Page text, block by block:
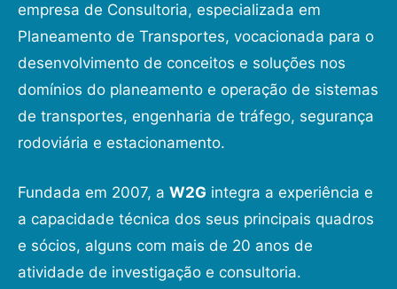
empresa de Consultoria, especializada em
Planeamento de Transportes, vocacionada para o
desenvolvimento de conceitos e soluções nos
domínios do planeamento e operação de sistemas
de transportes, engenharia de tráfego, segurança
rodoviária e estacionamento.
Fundada em 2007, a W2G integra a experiência e
a capacidade técnica dos seus principais quadros
e sócios, alguns com mais de 20 anos de
atividade de investigação e consultoria.